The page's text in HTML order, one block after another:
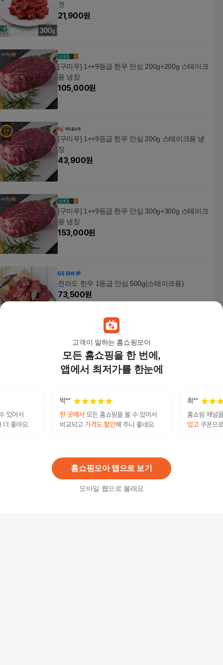
고객이 말하는 홈쇼핑모아
모든 홈쇼핑을 한 번에,
앱에서 최저가를 한눈에
홈쇼핑모아 앱으로 보기
모바일 웹으로 볼래요
겟
21,900원
[구미우] 1++9등급 한우 안심 200g+200g 스테이크
용 냉장
105,000원
[구미우] 1++9등급 한우 안심 200g 스테이크용 냉
장
43,900원
[구미우] 1++9등급 한우 안심 300g+300g 스테이크
용 냉장
153,000원
전라도 한우 1등급 안심 500g(스테이크용)
73,500원
[구미우] 1++9등급 한우 안심 200g 스테이크용 냉
장
45,900 원
몽테이블 1등급 한우 안심 스테이크용(냉장) 250g